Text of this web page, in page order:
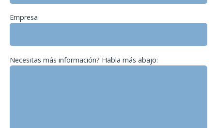
Empresa
Necesitas más información? Habla más abajo: